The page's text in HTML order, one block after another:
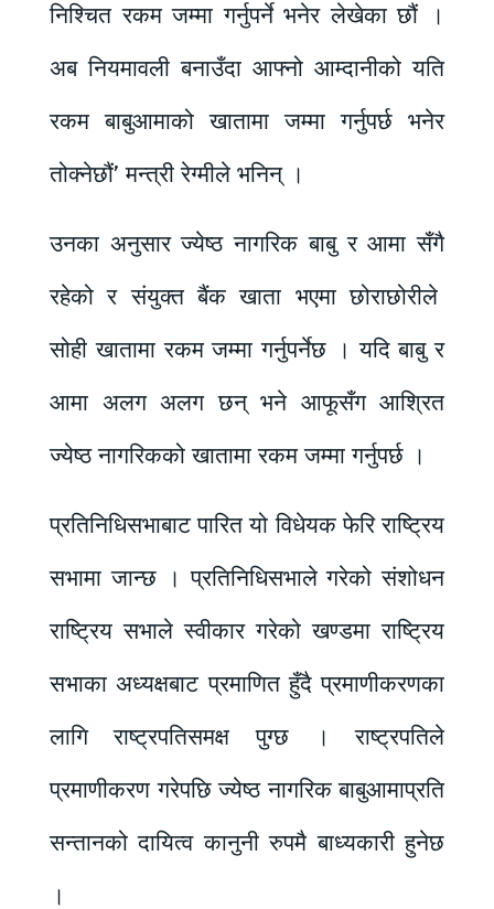
निश्चित रकम जम्मा गर्नुपर्ने भनेर लेखेका छौं ।
अब नियमावली बनाउँदा आफ्नो आम्दानीको यति
रकम बाबुआमाको खातामा जम्मा गर्नुपर्छ भनेर
तोक्नेछौं’ मन्त्री रेग्मीले भनिन् ।
उनका अनुसार ज्येष्ठ नागरिक बाबु र आमा सँगै
रहेको र संयुक्त बैंक खाता भएमा छोराछोरीले
सोही खातामा रकम जम्मा गर्नुपर्नेछ । यदि बाबु र
आमा अलग अलग छन् भने आफूसँग आश्रित
ज्येष्ठ नागरिकको खातामा रकम जम्मा गर्नुपर्छ ।
प्रतिनिधिसभाबाट पारित यो विधेयक फेरि राष्ट्रिय
सभामा जान्छ । प्रतिनिधिसभाले गरेको संशोधन
राष्ट्रिय सभाले स्वीकार गरेको खण्डमा राष्ट्रिय
सभाका अध्यक्षबाट प्रमाणित हुँदै प्रमाणीकरणका
लागि राष्ट्रपतिसमक्ष पुग्छ । राष्ट्रपतिले
प्रमाणीकरण गरेपछि ज्येष्ठ नागरिक बाबुआमाप्रति
सन्तानको दायित्व कानुनी रुपमै बाध्यकारी हुनेछ
।